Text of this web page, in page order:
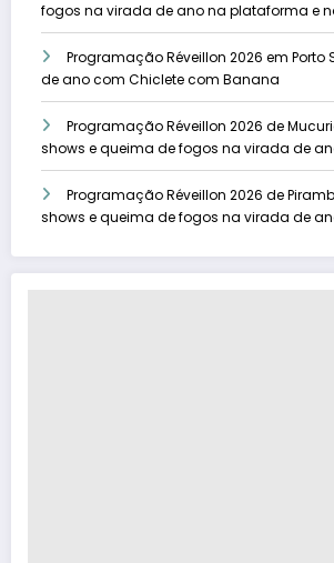
fogos na virada de ano na plataforma e
Programação Réveillon 2026 em Porto
de ano com Chiclete com Banana
Programação Réveillon 2026 de
shows e queima de fogos na virada de
Programação Réveillon 2026 de
shows e queima de fogos na virada de